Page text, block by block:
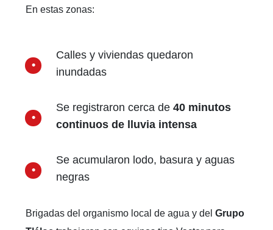
En estas zonas:
Calles y viviendas quedaron
inundadas
Se registraron cerca de 40 minutos
continuos de lluvia intensa
Se acumularon lodo, basura y aguas
negras
Brigadas del organismo local de agua y del Grupo